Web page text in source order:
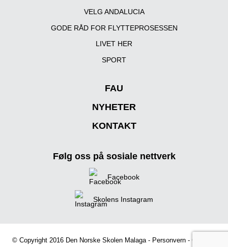
VELG ANDALUCIA
GODE RÅD FOR FLYTTEPROSESSEN
LIVET HER
SPORT
FAU
NYHETER
KONTAKT
Følg oss på sosiale nettverk
Facebook
Skolens Instagram
© Copyright 2016 Den Norske Skolen Malaga - Personvern - Cookies